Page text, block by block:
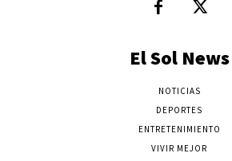
El Sol News
NOTICIAS
DEPORTES
ENTRETENIMIENTO
VIVIR MEJOR